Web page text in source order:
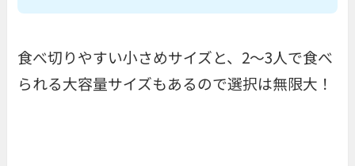
食べ切りやすい小さめサイズと、2〜3人で食べ
られる大容量サイズもあるので選択は無限大！